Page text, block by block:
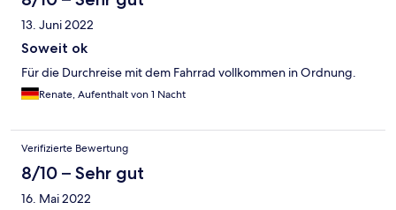
13. Juni 2022
Soweit ok
Für die Durchreise mit dem Fahrrad vollkommen in Ordnung.
Renate, Aufenthalt von 1 Nacht
Verifizierte Bewertung
8/10 – Sehr gut
16. Mai 2022